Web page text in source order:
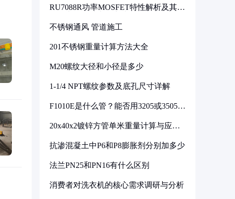
RU7088R功率MOSFET特性解析及其在
不锈钢通风 管道施工
201不锈钢重量计算方法大全
M20螺纹大径和小径是多少
1-1/4 NPT螺纹参数及底孔尺寸详解
F1010E是什么管？能否用3205或3505代
20x40x2镀锌方管单米重量计算与应用
抗渗混凝土中P6和P8膨胀剂分别加多少
法兰PN25和PN16有什么区别
消费者对洗衣机的核心需求调研与分析